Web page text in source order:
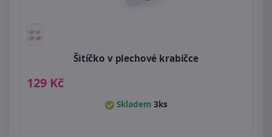
Šitíčko v plechové krabičce
129 Kč
Skladem 3ks